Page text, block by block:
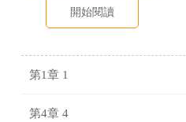
開始閱讀
第1章 1
第4章 4